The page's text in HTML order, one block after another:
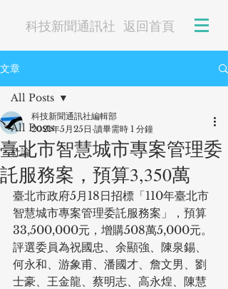
科技新聞通訊社 返回首頁
文章
All Posts
社論
All Posts
臺北市智慧城市專案管理委
託服務案，預算3,350萬
科技新聞通訊社編輯部
2021年5月25日 讀畢需時 1 分鐘
臺北市政府5月18日招標「110年臺北市
智慧城市專案管理委託服務案」，預算
33,500,000元，增購508萬5,000元。
評選委員為祝國忠、余顯強、陳泉錫、
何永和、游象甫、潘國才、詹文男、劉
士豪、王金龍、蔡明志、高永煌、陳慧